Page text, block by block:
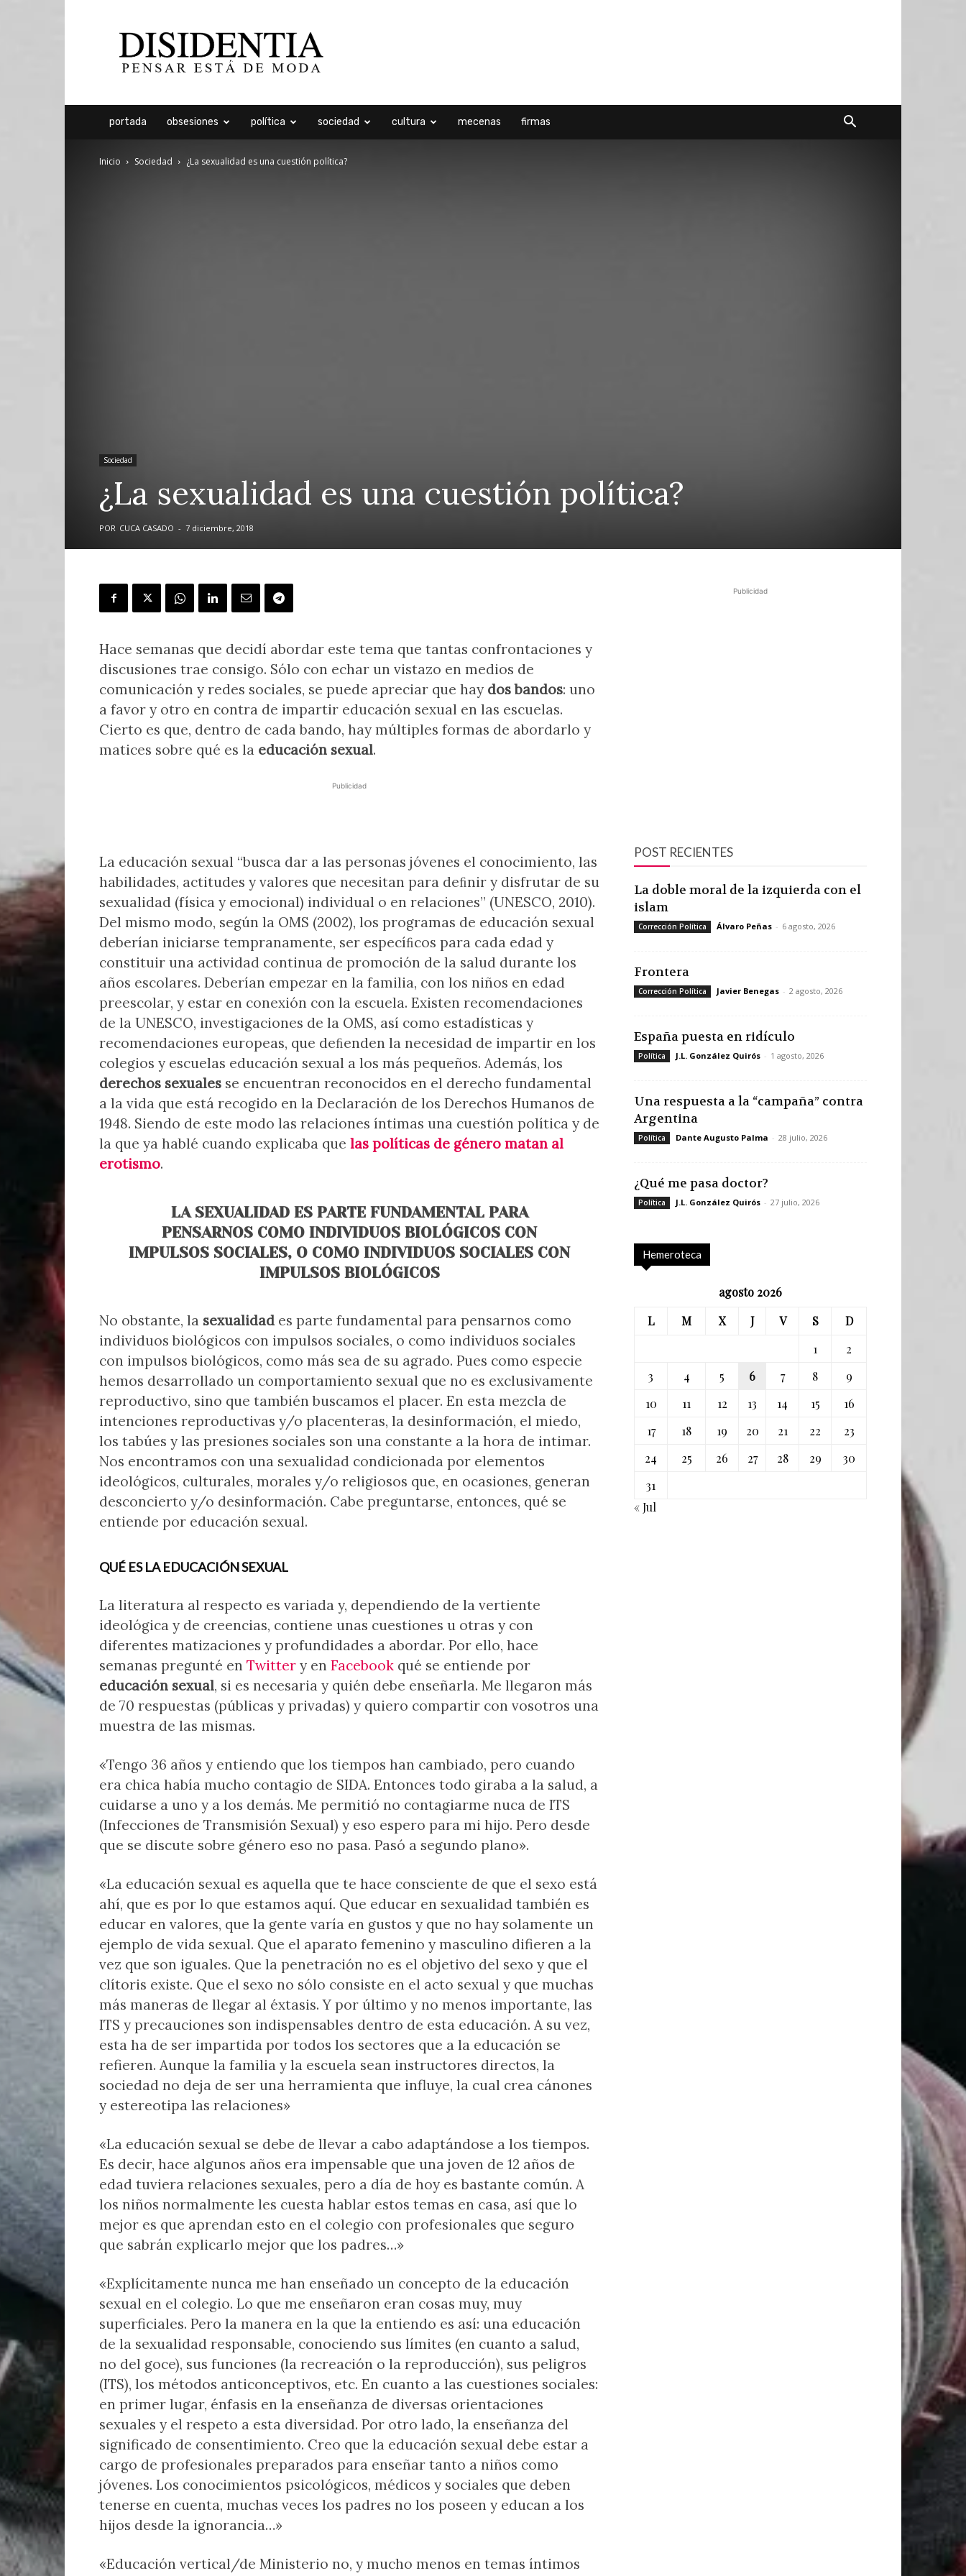
portada obsesiones política sociedad cultura mecenas firmas
Inicio Sociedad ¿La sexualidad es una cuestión política?
Sociedad
¿La sexualidad es una cuestión política?
POR CUCA CASADO - 7 diciembre, 2018
Hace semanas que decidí abordar este tema que tantas confrontaciones y
discusiones trae consigo. Sólo con echar un vistazo en medios de
comunicación y redes sociales, se puede apreciar que hay dos bandos: uno
a favor y otro en contra de impartir educación sexual en las escuelas.
Cierto es que, dentro de cada bando, hay múltiples formas de abordarlo y
matices sobre qué es la educación sexual.
Publicidad
La educación sexual “busca dar a las personas jóvenes el conocimiento, las
habilidades, actitudes y valores que necesitan para deﬁnir y disfrutar de su
sexualidad (física y emocional) individual o en relaciones” (UNESCO, 2010).
Del mismo modo, según la OMS (2002), los programas de educación sexual
deberían iniciarse tempranamente, ser especíﬁcos para cada edad y
constituir una actividad continua de promoción de la salud durante los
años escolares. Deberían empezar en la familia, con los niños en edad
preescolar, y estar en conexión con la escuela. Existen recomendaciones
de la UNESCO, investigaciones de la OMS, así como estadísticas y
recomendaciones europeas, que deﬁenden la necesidad de impartir en los
colegios y escuelas educación sexual a los más pequeños. Además, los
derechos sexuales se encuentran reconocidos en el derecho fundamental
a la vida que está recogido en la Declaración de los Derechos Humanos de
1948. Siendo de este modo las relaciones íntimas una cuestión política y de
la que ya hablé cuando explicaba que las políticas de género matan al
erotismo.
LA SEXUALIDAD ES PARTE FUNDAMENTAL PARA
PENSARNOS COMO INDIVIDUOS BIOLÓGICOS CON
IMPULSOS SOCIALES, O COMO INDIVIDUOS SOCIALES CON
IMPULSOS BIOLÓGICOS
No obstante, la sexualidad es parte fundamental para pensarnos como
individuos biológicos con impulsos sociales, o como individuos sociales
con impulsos biológicos, como más sea de su agrado. Pues como especie
hemos desarrollado un comportamiento sexual que no es exclusivamente
reproductivo, sino que también buscamos el placer. En esta mezcla de
intenciones reproductivas y/o placenteras, la desinformación, el miedo,
los tabúes y las presiones sociales son una constante a la hora de intimar.
Nos encontramos con una sexualidad condicionada por elementos
ideológicos, culturales, morales y/o religiosos que, en ocasiones, generan
desconcierto y/o desinformación. Cabe preguntarse, entonces, qué se
entiende por educación sexual.
QUÉ ES LA EDUCACIÓN SEXUAL
La literatura al respecto es variada y, dependiendo de la vertiente
ideológica y de creencias, contiene unas cuestiones u otras y con
diferentes matizaciones y profundidades a abordar. Por ello, hace
semanas pregunté en Twitter y en Facebook qué se entiende por
educación sexual, si es necesaria y quién debe enseñarla. Me llegaron más
de 70 respuestas (públicas y privadas) y quiero compartir con vosotros una
muestra de las mismas.
«Tengo 36 años y entiendo que los tiempos han cambiado, pero cuando
era chica había mucho contagio de SIDA. Entonces todo giraba a la salud, a
cuidarse a uno y a los demás. Me permitió no contagiarme nuca de ITS
(Infecciones de Transmisión Sexual) y eso espero para mi hijo. Pero desde
que se discute sobre género eso no pasa. Pasó a segundo plano».
«La educación sexual es aquella que te hace consciente de que el sexo está
ahí, que es por lo que estamos aquí. Que educar en sexualidad también es
educar en valores, que la gente varía en gustos y que no hay solamente un
ejemplo de vida sexual. Que el aparato femenino y masculino difieren a la
vez que son iguales. Que la penetración no es el objetivo del sexo y que el
clítoris existe. Que el sexo no sólo consiste en el acto sexual y que muchas
más maneras de llegar al éxtasis. Y por último y no menos importante, las
ITS y precauciones son indispensables dentro de esta educación. A su vez,
esta ha de ser impartida por todos los sectores que a la educación se
refieren. Aunque la familia y la escuela sean instructores directos, la
sociedad no deja de ser una herramienta que influye, la cual crea cánones
y estereotipa las relaciones»
«La educación sexual se debe de llevar a cabo adaptándose a los tiempos.
Es decir, hace algunos años era impensable que una joven de 12 años de
edad tuviera relaciones sexuales, pero a día de hoy es bastante común. A
los niños normalmente les cuesta hablar estos temas en casa, así que lo
mejor es que aprendan esto en el colegio con profesionales que seguro
que sabrán explicarlo mejor que los padres…»
«Explícitamente nunca me han enseñado un concepto de la educación
sexual en el colegio. Lo que me enseñaron eran cosas muy, muy
superficiales. Pero la manera en la que la entiendo es así: una educación
de la sexualidad responsable, conociendo sus límites (en cuanto a salud,
no del goce), sus funciones (la recreación o la reproducción), sus peligros
(ITS), los métodos anticonceptivos, etc. En cuanto a las cuestiones sociales:
en primer lugar, énfasis en la enseñanza de diversas orientaciones
sexuales y el respeto a esta diversidad. Por otro lado, la enseñanza del
significado de consentimiento. Creo que la educación sexual debe estar a
cargo de profesionales preparados para enseñar tanto a niños como
jóvenes. Los conocimientos psicológicos, médicos y sociales que deben
tenerse en cuenta, muchas veces los padres no los poseen y educan a los
hijos desde la ignorancia…»
«Educación vertical/de Ministerio no, y mucho menos en temas íntimos
Publicidad
POST RECIENTES
La doble moral de la izquierda con el
islam
Corrección Política Álvaro Peñas - 6 agosto, 2026
Frontera
Corrección Política Javier Benegas - 2 agosto, 2026
España puesta en ridículo
Política J.L. González Quirós - 1 agosto, 2026
Una respuesta a la “campaña” contra
Argentina
Política Dante Augusto Palma - 28 julio, 2026
¿Qué me pasa doctor?
Política J.L. González Quirós - 27 julio, 2026
Hemeroteca
agosto 2026
L
M X J V S
D
1
2
3
4 5 6 7 8
9
10
11 12 13 14 15
16
17
18 19 20 21 22
23
24
25 26 27 28 29
30
31
« Jul